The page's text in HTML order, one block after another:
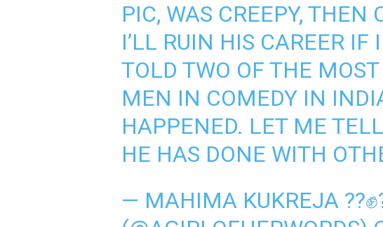
PIC, WAS CREEPY, THEN
I’LL RUIN HIS CAREER IF
TOLD TWO OF THE
MEN IN COMEDY IN
HAPPENED. LET ME
HE HAS DONE WITH
— MAHIMA KUKREJA